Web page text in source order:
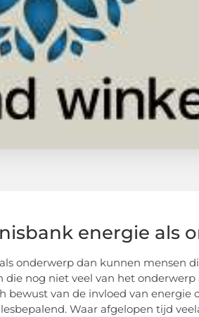
energie als
onderwerp dan kunnen mensen
nog niet veel van het
bewust van de invloed van energie
Waar afgelopen tijd